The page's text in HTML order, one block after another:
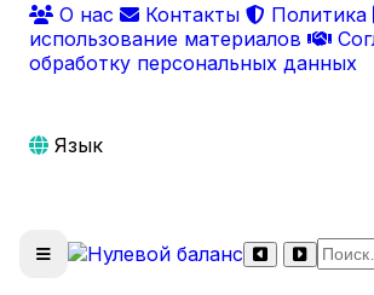
О нас
Контакты Политика
использование материалов
обработку персональных данных
Язык